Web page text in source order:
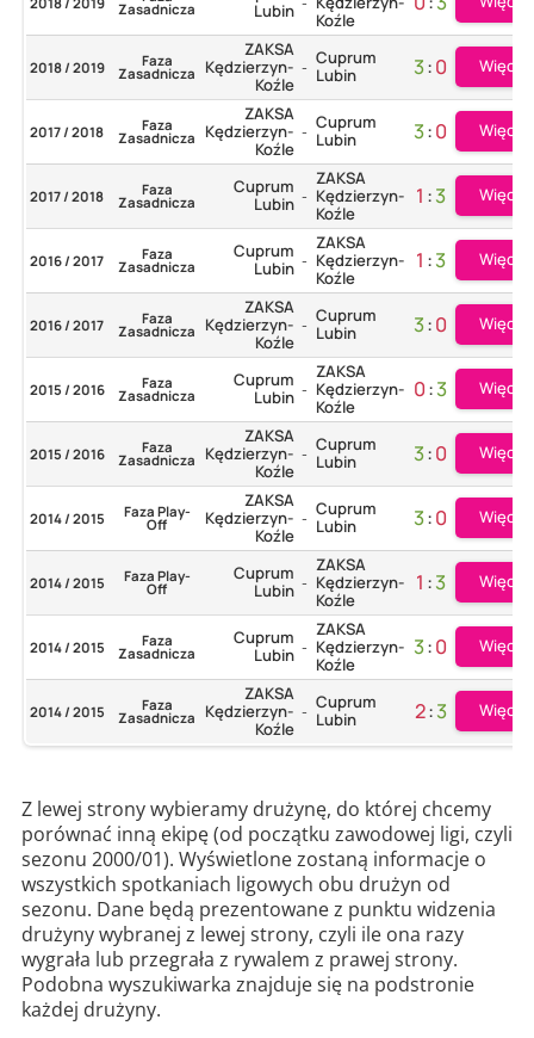
Zasadnicza
Lubin
Koźle
2018 / 2019 Faza
Zasadnicza
ZAKSA
Kędzierzyn-
Koźle
- Cuprum
Lubin
3:0 Więcej
2017 / 2018 Faza
Zasadnicza
ZAKSA
Kędzierzyn-
Koźle
- Cuprum
Lubin
3:0 Więcej
2017 / 2018 Faza
Zasadnicza
Cuprum
Lubin -
ZAKSA
Kędzierzyn-
Koźle
1 :3 Więcej
2016 / 2017 Faza
Zasadnicza
Cuprum
Lubin -
ZAKSA
Kędzierzyn-
Koźle
1 :3 Więcej
2016 / 2017 Faza
Zasadnicza
ZAKSA
Kędzierzyn-
Koźle
- Cuprum
Lubin
3:0 Więcej
2015 / 2016 Faza
Zasadnicza
Cuprum
Lubin -
ZAKSA
Kędzierzyn-
Koźle
0:3 Więcej
2015 / 2016 Faza
Zasadnicza
ZAKSA
Kędzierzyn-
Koźle
- Cuprum
Lubin
3:0 Więcej
2014 / 2015 Faza Play-
Off
ZAKSA
Kędzierzyn-
Koźle
- Cuprum
Lubin
3:0 Więcej
2014 / 2015 Faza Play-
Off
Cuprum
Lubin -
ZAKSA
Kędzierzyn-
Koźle
1 :3 Więcej
2014 / 2015 Faza
Zasadnicza
Cuprum
Lubin -
ZAKSA
Kędzierzyn-
Koźle
3:0 Więcej
2014 / 2015 Faza
Zasadnicza
ZAKSA
Kędzierzyn-
Koźle
- Cuprum
Lubin
2:3 Więcej
Z lewej strony wybieramy drużynę, do której chcemy
porównać inną ekipę (od początku zawodowej ligi, czyli
sezonu 2000/01). Wyświetlone zostaną informacje o
wszystkich spotkaniach ligowych obu drużyn od
sezonu. Dane będą prezentowane z punktu widzenia
drużyny wybranej z lewej strony, czyli ile ona razy
wygrała lub przegrała z rywalem z prawej strony.
Podobna wyszukiwarka znajduje się na podstronie
każdej drużyny.